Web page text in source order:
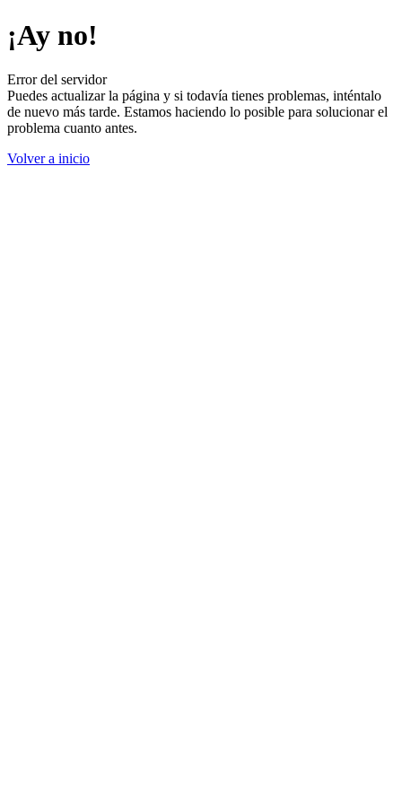
¡Ay no!
Error del servidor
Puedes actualizar la página y si todavía tienes problemas, inténtalo
de nuevo más tarde. Estamos haciendo lo posible para solucionar el
problema cuanto antes.
Volver a inicio